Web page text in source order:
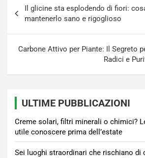
articoli
Il glicine sta esplodendo di fiori:
mantenerlo sano e rigoglioso
Carbone Attivo per Piante: Il Segreto
Radici e
ULTIME PUBBLICAZIONI
Creme solari, filtri minerali o chimici?
utile conoscere prima dell’estate
Sei luoghi straordinari che rischiano di